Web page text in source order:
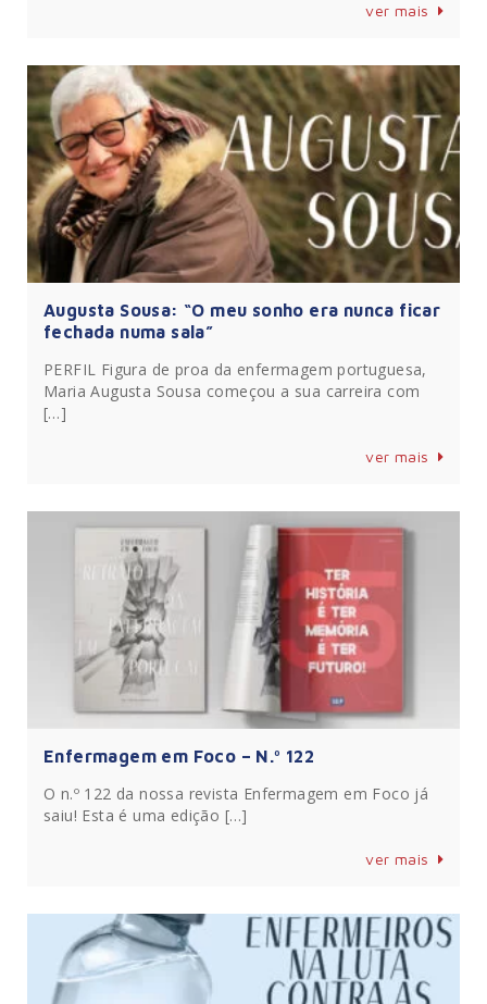
ver mais
Augusta Sousa: “O meu sonho era nunca ficar
fechada numa sala”
PERFIL Figura de proa da enfermagem portuguesa,
Maria Augusta Sousa começou a sua carreira com
[…]
ver mais
Enfermagem em Foco – N.º 122
O n.º 122 da nossa revista Enfermagem em Foco já
saiu! Esta é uma edição […]
ver mais